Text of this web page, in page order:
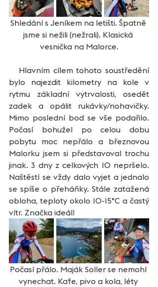
Shledání s Jeníkem na letišti. Špatně
jsme si nežili (nežrali). Klasická
vesnička na Malorce.
bylo najezdit kilometry na kole v
rytmu základní vytrvalosti, osedět
zadek a opálit rukávky/nohavičky.
Mimo poslední bod se vše podařilo.
Počasí bohužel po celou dobu
pobytu moc nepřálo a březnovou
Malorku jsem si představoval trochu
jinak. 3 dny z celkových 10 nepršelo.
Naštěstí se vždy dalo vyjet a jednalo
se spíše o přeháňky. Stále zatažená
obloha, teploty okolo 10-15°C a častý
vítr. Značka ideál!
Počasí přálo. Maják Soller se nemohl
vynechat. Kafe, pivo a kola, léty